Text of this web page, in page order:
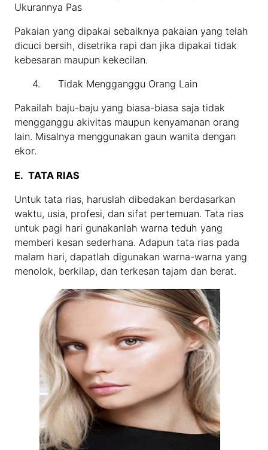
Ukurannya Pas
Pakaian yang dipakai sebaiknya pakaian yang telah
dicuci bersih, disetrika rapi dan jika dipakai tidak
kebesaran maupun kekecilan.
4. Tidak Mengganggu Orang Lain
Pakailah baju-baju yang biasa-biasa saja tidak
mengganggu akivitas maupun kenyamanan orang
lain. Misalnya menggunakan gaun wanita dengan
ekor.
E.TATA RIAS
Untuk tata rias, haruslah dibedakan berdasarkan
waktu, usia, profesi, dan sifat pertemuan. Tata rias
untuk pagi hari gunakanlah warna teduh yang
memberi kesan sederhana. Adapun tata rias pada
malam hari, dapatlah digunakan warna-warna yang
menolok, berkilap, dan terkesan tajam dan berat.